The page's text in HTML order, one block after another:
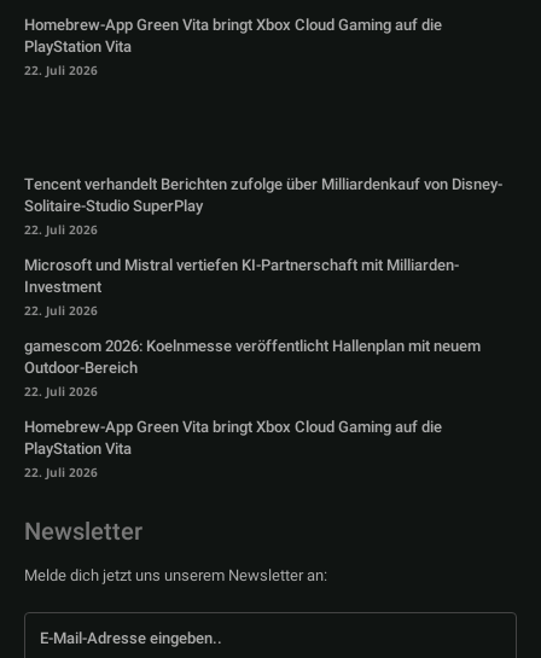
Homebrew-App Green Vita bringt Xbox Cloud Gaming auf die
PlayStation Vita
22. Juli 2026
Tencent verhandelt Berichten zufolge über Milliardenkauf von Disney-
Solitaire-Studio SuperPlay
22. Juli 2026
Microsoft und Mistral vertiefen KI-Partnerschaft mit Milliarden-
Investment
22. Juli 2026
gamescom 2026: Koelnmesse veröffentlicht Hallenplan mit neuem
Outdoor-Bereich
22. Juli 2026
Homebrew-App Green Vita bringt Xbox Cloud Gaming auf die
PlayStation Vita
22. Juli 2026
Newsletter
Melde dich jetzt uns unserem Newsletter an: